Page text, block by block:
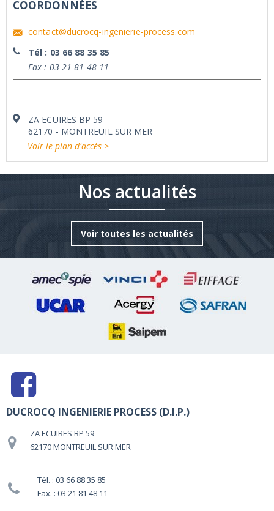
COORDONNÉES
contact@ducrocq-ingenierie-process.com
Tél : 03 66 88 35 85
Fax : 03 21 81 48 11
ZA ECUIRES BP 59
62170 - MONTREUIL SUR MER
Voir le plan d'accès >
Nos actualités
Voir toutes les actualités
DUCROCQ INGENIERIE PROCESS (D.I.P.)
ZA ECUIRES BP 59
62170 MONTREUIL SUR MER
Tél. : 03 66 88 35 85
Fax. : 03 21 81 48 11